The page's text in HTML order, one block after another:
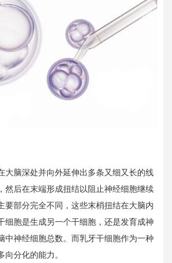
大脑深处并向外延伸出多条又细又长的线
然后在末端形成扭结以阻止神经细胞继续
要部分完全不同，这些末梢扭结在大脑内
细胞是生成另一个干细胞，还是发育成神
中神经细胞总数。而乳牙干细胞作为一种
向分化的能力。